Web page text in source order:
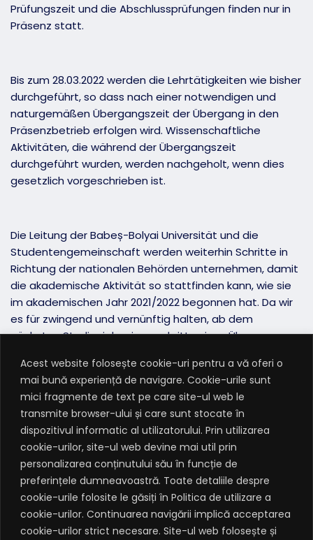
Acest website folosește cookie-uri pentru a vă oferi o
mai bună experiență de navigare. Cookie-urile sunt
mici fragmente de text pe care site-ul web le
transmite browser-ului și care sunt stocate în
dispozitivul informatic al utilizatorului. Prin utilizarea
cookie-urilor, site-ul web devine mai util prin
personalizarea conținutului său în funcție de
preferințele dumneavoastră. Toate detaliile despre
cookie-urile folosite le găsiți în Politica de utilizare a
cookie-urilor. Continuarea navigării implică acceptarea
cookie-urilor strict necesare. Site-ul web folosește și
Prüfungszeit und die Abschlussprüfungen finden nur in
Präsenz statt.
Bis zum 28.03.2022 werden die Lehrtätigkeiten wie bisher
durchgeführt, so dass nach einer notwendigen und
naturgemäßen Übergangszeit der Übergang in den
Präsenzbetrieb erfolgen wird. Wissenschaftliche
Aktivitäten, die während der Übergangszeit
durchgeführt wurden, werden nachgeholt, wenn dies
gesetzlich vorgeschrieben ist.
Die Leitung der Babeș-Bolyai Universität und die
Studentengemeinschaft werden weiterhin Schritte in
Richtung der nationalen Behörden unternehmen, damit
die akademische Aktivität so stattfinden kann, wie sie
im akademischen Jahr 2021/2022 begonnen hat. Da wir
es für zwingend und vernünftig halten, ab dem
nächsten Studienjahr einen schrittweisen Übergang von
Prüfungszeit und zum Studiumabschluss im physischen
Format und dann zur Präsenzausbildung zu haben.
Dieser Beschluss zur Neuordnung des akademischen
Betriebs soll dem Universitätssenat in der nächsten
Sitzung am 14. März 2022 zur Beratung und
Genehmigung vorgelegt werden. Wir werden mit
Einzelheiten und Informationen zu Änderungen und
Entscheidungen auf lokaler und nationaler Ebene